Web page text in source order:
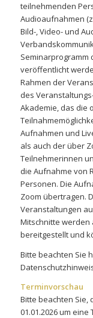
teilnehmenden
Audioaufnahmen
Bild-, Video- und
Seminarprogramm
veröffentlicht
Rahmen der
des
Akademie, das die
Aufnahmen und
als auch der über
Teilnehmerinnen
die Aufnahme von
Personen. Die
Zoom übertragen.
Veranstaltungen
Mitschnitte werden
bereitgestellt und
Bitte beachten Sie
Terminvorschau
Bitte beachten Sie,
01.01.2026 um